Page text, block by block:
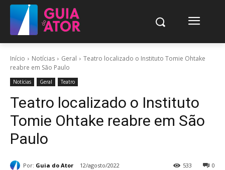
Início Notícias Geral
Teatro localizado o Instituto Tomie Ohtake
reabre em São Paulo
Notícias Geral Teatro
Teatro localizado o Instituto
Tomie Ohtake reabre em São
Paulo
Por: Guia do Ator 12/agosto/2022 0
533